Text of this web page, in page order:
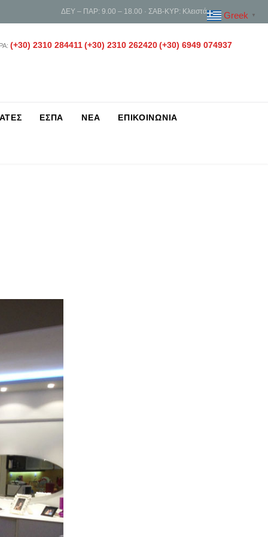
ΔΕΥ – ΠΑΡ: 9.00 – 18.00 · ΣΑΒ-ΚΥΡ: Κλειστά
(+30) 2310 284411(+30) 2310 262420(+30) 6949 074937
ΕΣΠΑ ΝΕΑ ΕΠΙΚΟΙΝΩΝΙΑ
Greek ▼